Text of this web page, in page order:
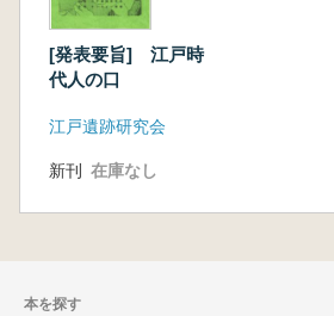
[発表要旨] 江戸時
代人の口
江戸遺跡研究会
新刊 在庫なし
本を探す